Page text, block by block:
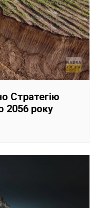
Стратегію
2056 року